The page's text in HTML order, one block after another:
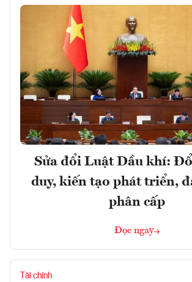
Sửa đổi Luật Dầu khí:
duy, kiến tạo phát triển,
phân cấp
Đọc ngay
Tài chính